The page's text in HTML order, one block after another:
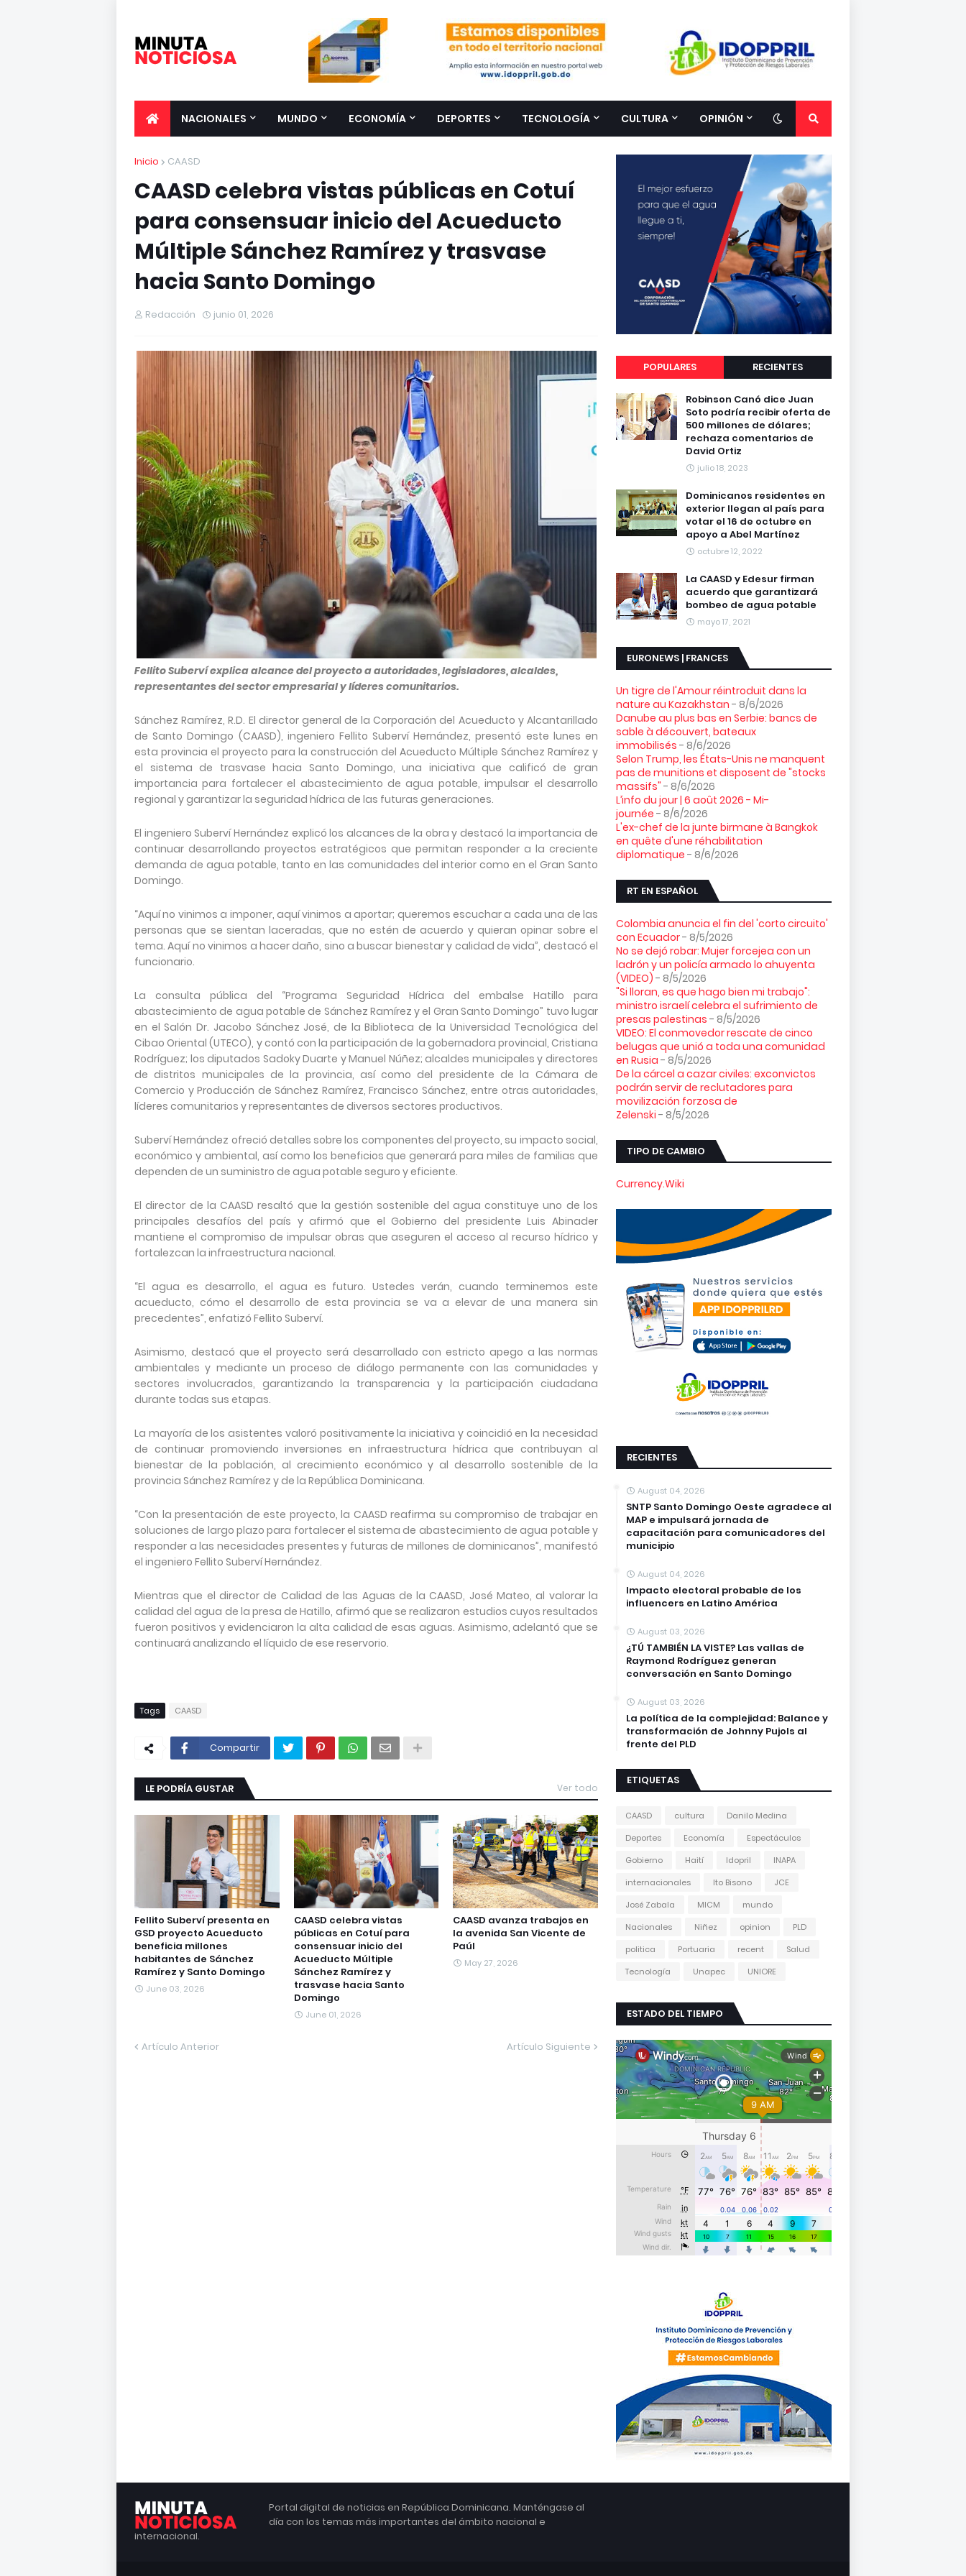
NACIONALES MUNDO ECONOMÍA DEPORTES TECNOLOGÍA CULTURA OPINIÓN
Inicio CAASD
CAASD celebra vistas públicas en Cotuí
para consensuar inicio del Acueducto
Múltiple Sánchez Ramírez y trasvase
hacia Santo Domingo
Redacción junio 01, 2026
Fellito Suberví explica alcance del proyecto a autoridades, legisladores, alcaldes,
representantes del sector empresarial y líderes comunitarios.
Sánchez Ramírez, R.D. El director general de la Corporación del Acueducto y Alcantarillado
de Santo Domingo (CAASD), ingeniero Fellito Suberví Hernández, presentó este lunes en
esta provincia el proyecto para la construcción del Acueducto Múltiple Sánchez Ramírez y
el sistema de trasvase hacia Santo Domingo, una iniciativa que calificó de gran
importancia para fortalecer el abastecimiento de agua potable, impulsar el desarrollo
regional y garantizar la seguridad hídrica de las futuras generaciones.
El ingeniero Suberví Hernández explicó los alcances de la obra y destacó la importancia de
continuar desarrollando proyectos estratégicos que permitan responder a la creciente
demanda de agua potable, tanto en las comunidades del interior como en el Gran Santo
Domingo.
“Aquí no vinimos a imponer, aquí vinimos a aportar; queremos escuchar a cada una de las
personas que se sientan laceradas, que no estén de acuerdo y quieran opinar sobre el
tema. Aquí no vinimos a hacer daño, sino a buscar bienestar y calidad de vida”, destacó el
funcionario.
La consulta pública del “Programa Seguridad Hídrica del embalse Hatillo para
abastecimiento de agua potable de Sánchez Ramírez y el Gran Santo Domingo” tuvo lugar
en el Salón Dr. Jacobo Sánchez José, de la Biblioteca de la Universidad Tecnológica del
Cibao Oriental (UTECO), y contó con la participación de la gobernadora provincial, Cristiana
Rodríguez; los diputados Sadoky Duarte y Manuel Núñez; alcaldes municipales y directores
de distritos municipales de la provincia, así como del presidente de la Cámara de
Comercio y Producción de Sánchez Ramírez, Francisco Sánchez, entre otras autoridades,
líderes comunitarios y representantes de diversos sectores productivos.
Suberví Hernández ofreció detalles sobre los componentes del proyecto, su impacto social,
económico y ambiental, así como los beneficios que generará para miles de familias que
dependen de un suministro de agua potable seguro y eficiente.
El director de la CAASD resaltó que la gestión sostenible del agua constituye uno de los
principales desafíos del país y afirmó que el Gobierno del presidente Luis Abinader
mantiene el compromiso de impulsar obras que aseguren el acceso al recurso hídrico y
fortalezcan la infraestructura nacional.
“El agua es desarrollo, el agua es futuro. Ustedes verán, cuando terminemos este
acueducto, cómo el desarrollo de esta provincia se va a elevar de una manera sin
precedentes”, enfatizó Fellito Suberví.
Asimismo, destacó que el proyecto será desarrollado con estricto apego a las normas
ambientales y mediante un proceso de diálogo permanente con las comunidades y
sectores involucrados, garantizando la transparencia y la participación ciudadana
durante todas sus etapas.
La mayoría de los asistentes valoró positivamente la iniciativa y coincidió en la necesidad
de continuar promoviendo inversiones en infraestructura hídrica que contribuyan al
bienestar de la población, al crecimiento económico y al desarrollo sostenible de la
provincia Sánchez Ramírez y de la República Dominicana.
“Con la presentación de este proyecto, la CAASD reafirma su compromiso de trabajar en
soluciones de largo plazo para fortalecer el sistema de abastecimiento de agua potable y
responder a las necesidades presentes y futuras de millones de dominicanos”, manifestó
el ingeniero Fellito Suberví Hernández.
Mientras que el director de Calidad de las Aguas de la CAASD, José Mateo, al valorar la
calidad del agua de la presa de Hatillo, afirmó que se realizaron estudios cuyos resultados
fueron positivos y evidenciaron la alta calidad de esas aguas. Asimismo, adelantó que se
continuará analizando el líquido de ese reservorio.
Tags CAASD
Compartir
LE PODRÍA GUSTAR Ver todo
Fellito Suberví presenta en
GSD proyecto Acueducto
beneficia millones
habitantes de Sánchez
Ramírez y Santo Domingo
June 03, 2026
CAASD celebra vistas
públicas en Cotuí para
consensuar inicio del
Acueducto Múltiple
Sánchez Ramírez y
trasvase hacia Santo
Domingo
June 01, 2026
CAASD avanza trabajos en
la avenida San Vicente de
Paúl
May 27, 2026
Artículo Anterior Artículo Siguiente
POPULARES RECIENTES
Robinson Canó dice Juan
Soto podría recibir oferta de
500 millones de dólares;
rechaza comentarios de
David Ortiz
julio 18, 2023
Dominicanos residentes en
exterior llegan al país para
votar el 16 de octubre en
apoyo a Abel Martínez
octubre 12, 2022
La CAASD y Edesur firman
acuerdo que garantizará
bombeo de agua potable
mayo 17, 2021
EURONEWS | FRANCES
Un tigre de l'Amour réintroduit dans la
nature au Kazakhstan - 8/6/2026
Danube au plus bas en Serbie: bancs de
sable à découvert, bateaux
immobilisés - 8/6/2026
Selon Trump, les États-Unis ne manquent
pas de munitions et disposent de "stocks
massifs" - 8/6/2026
L’info du jour | 6 août 2026 - Mi-
journée - 8/6/2026
L'ex-chef de la junte birmane à Bangkok
en quête d'une réhabilitation
diplomatique - 8/6/2026
RT EN ESPAÑOL
Colombia anuncia el fin del 'corto circuito'
con Ecuador- 8/5/2026
No se dejó robar: Mujer forcejea con un
ladrón y un policía armado lo ahuyenta
(VIDEO) - 8/5/2026
"Si lloran, es que hago bien mi trabajo":
ministro israelí celebra el sufrimiento de
presas palestinas - 8/5/2026
VIDEO: El conmovedor rescate de cinco
belugas que unió a toda una comunidad
en Rusia - 8/5/2026
De la cárcel a cazar civiles: exconvictos
podrán servir de reclutadores para
movilización forzosa de
Zelenski - 8/5/2026
TIPO DE CAMBIO
Currency.Wiki
RECIENTES
August 04, 2026
SNTP Santo Domingo Oeste agradece al
MAP e impulsará jornada de
capacitación para comunicadores del
municipio
August 04, 2026
Impacto electoral probable de los
influencers en Latino América
August 03, 2026
¿TÚ TAMBIÉN LA VISTE? Las vallas de
Raymond Rodríguez generan
conversación en Santo Domingo
August 03, 2026
La política de la complejidad: Balance y
transformación de Johnny Pujols al
frente del PLD
ETIQUETAS
CAASD cultura
Danilo Medina
Deportes
Economía
Espectáculos
Gobierno
Haití Idopril
INAPA
internacionales
Ito Bisono
JCE
José Zabala
MICM
mundo
Nacionales
Niñez opinion
PLD
politica
Portuaria recent
Salud
Tecnología
Unapec UNIORE
ESTADO DEL TIEMPO
Portal digital de noticias en República Dominicana. Manténgase al
día con los temas más importantes del ámbito nacional e
internacional.